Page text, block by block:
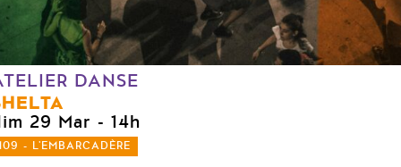
DANSE
29 Mar - 14h
- L'EMBARCADÈRE